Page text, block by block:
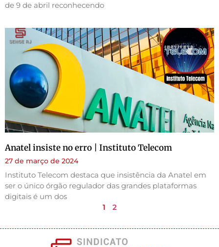
de 9 de abril reconhecendo
Anatel insiste no erro | Instituto Telecom
27 de março de 2024
Instituto Telecom destaca que insistência da Anatel em
ser o único órgão regulador das grandes plataformas
digitais é um dos
1
2